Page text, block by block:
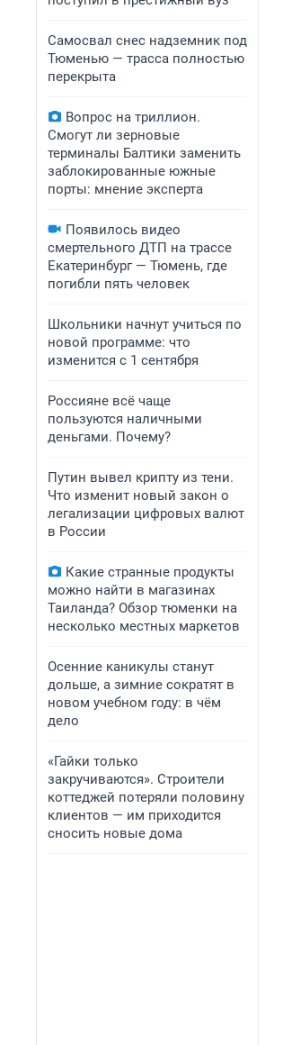
Самосвал снес надземник под
Тюменью — трасса полностью
перекрыта
Вопрос на триллион.
Смогут ли зерновые
терминалы Балтики заменить
заблокированные южные
порты: мнение эксперта
Появилось видео
смертельного ДТП на трассе
Екатеринбург — Тюмень, где
погибли пять человек
Школьники начнут учиться по
новой программе: что
изменится с 1 сентября
Россияне всё чаще
пользуются наличными
деньгами. Почему?
Путин вывел крипту из тени.
Что изменит новый закон о
легализации цифровых валют
в России
Какие странные продукты
можно найти в магазинах
Таиланда? Обзор тюменки на
несколько местных маркетов
Осенние каникулы станут
дольше, а зимние сократят в
новом учебном году: в чём
дело
«Гайки только
закручиваются». Строители
коттеджей потеряли половину
клиентов — им приходится
сносить новые дома